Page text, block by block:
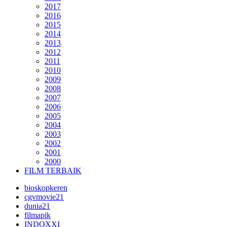
2017
2016
2015
2014
2013
2012
2011
2010
2009
2008
2007
2006
2005
2004
2003
2002
2001
2000
FILM TERBAIK
bioskopkeren
cgvmovie21
dunia21
filmapik
INDOXXI